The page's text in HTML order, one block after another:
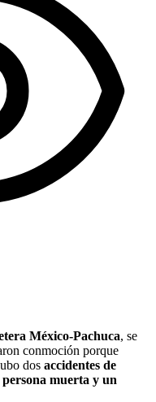
México-Pachuca, se
conmoción porque
dos accidentes de
muerta y un